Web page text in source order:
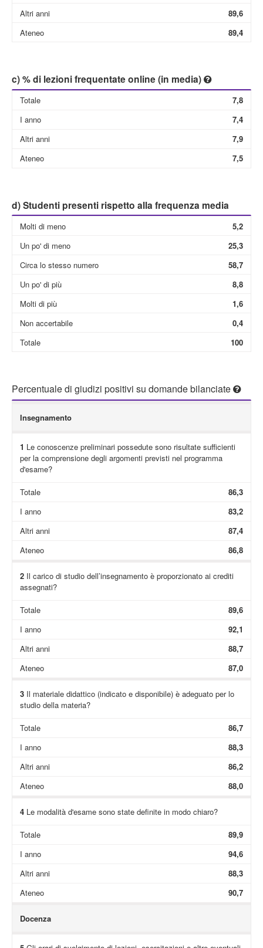
Altri anni
Ateneo
89,6
89,4
c) % di lezioni frequentate online (in media)
Totale
I anno
Altri anni
Ateneo
7,8
7,4
7,9
7,5
d) Studenti presenti rispetto alla frequenza media
Molti di meno
Un po' di meno
Circa lo stesso numero
Un po' di più
Molti di più
Non accertabile
Totale
5,2
25,3
58,7
8,8
1,6
0,4
100
Percentuale di giudizi positivi su domande bilanciate
Insegnamento
1 Le conoscenze preliminari possedute sono risultate sufficienti
per la comprensione degli argomenti previsti nel programma
d'esame?
Totale
86,3
I anno
83,2
Altri anni
87,4
Ateneo
86,8
2Il carico di studio dell’insegnamento è proporzionato ai crediti
assegnati?
Totale
89,6
I anno
92,1
Altri anni
88,7
Ateneo
87,0
3Il materiale didattico (indicato e disponibile) è adeguato per lo
studio della materia?
Totale
86,7
I anno
88,3
Altri anni
86,2
Ateneo
88,0
4Le modalità d'esame sono state definite in modo chiaro?
Totale
89,9
I anno
94,6
Altri anni
88,3
Ateneo
90,7
Docenza